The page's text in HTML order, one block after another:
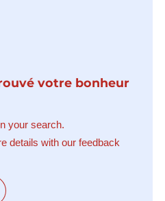
votre bonheur
your search.
details with our feedback